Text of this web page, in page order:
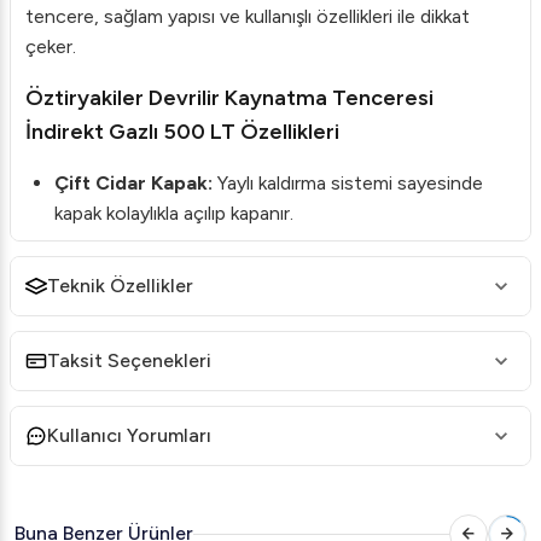
tencere, sağlam yapısı ve kullanışlı özellikleri ile dikkat
çeker.
Öztiryakiler Devrilir Kaynatma Tenceresi
İndirekt Gazlı 500 LT Özellikleri
Çift Cidar Kapak: Yaylı kaldırma sistemi sayesinde
kapak kolaylıkla açılıp kapanır.
Yüksek Kapasite:500 litre kapasite ile büyük
miktarlarda gıda üretimi mümkündür.
Gazlı Sistem:Hem LPG hem de doğalgaz ile
uyumludur.
Kolay Temizlik:Devrilir yapı, kolay temizlenebilir
özellik sağlar.
Sağlam ve Dayanıklı:Paslanmaz çelik malzeme uzun
Teknik Özellikler
Taksit Seçenekleri
Kullanıcı Yorumları
Buna Benzer Ürünler